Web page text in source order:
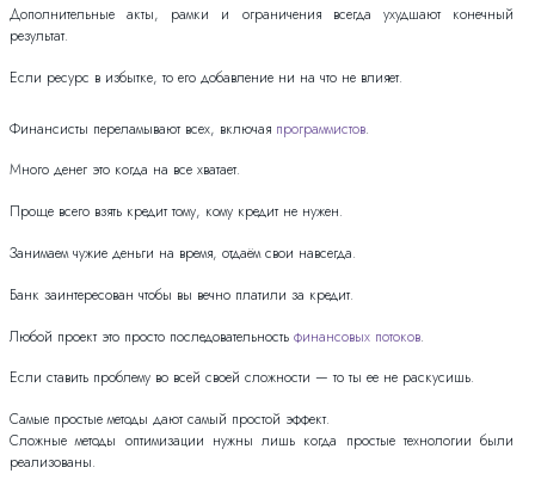
Дополнительные акты, рамки и ограничения всегда ухудшают конечный
результат.
Если ресурс в избытке, то его добавление ни на что не влияет.
Финансисты переламывают всех, включая программистов.
Много денег это когда на все хватает.
Проще всего взять кредит тому, кому кредит не нужен.
Занимаем чужие деньги на время, отдаём свои навсегда.
Банк заинтересован чтобы вы вечно платили за кредит.
Любой проект это просто последовательность финансовых потоков.
Если ставить проблему во всей своей сложности — то ты ее не раскусишь.
Самые простые методы дают самый простой эффект.
Сложные методы оптимизации нужны лишь когда простые технологии были
реализованы.